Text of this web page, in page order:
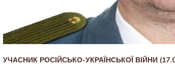
УЧАСНИК РОСІЙСЬКО-УКРАЇНСЬКОЇ ВІЙНИ